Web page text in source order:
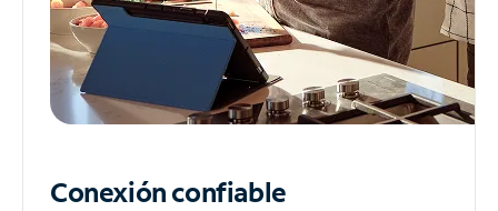
Conexión confiable